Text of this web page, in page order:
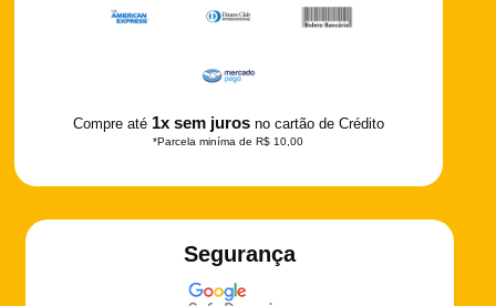
Compre até 1x sem juros no cartão de Crédito
*Parcela miníma de R$ 10,00
Segurança